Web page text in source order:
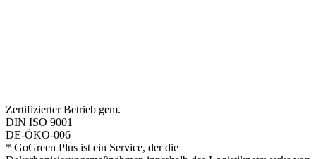
Zertifizierter Betrieb gem.
DIN ISO 9001
DE-ÖKO-006
* GoGreen Plus ist ein Service, der die